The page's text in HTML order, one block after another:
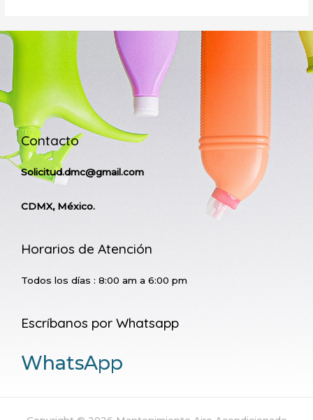
Contacto
Solicitud.dmc@gmail.com
CDMX, México.
Horarios de Atención
Todos los días : 8:00 am a 6:00 pm
Escríbanos por Whatsapp
WhatsApp